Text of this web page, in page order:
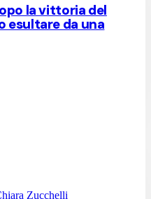
la vittoria del
esultare da una
Zucchelli